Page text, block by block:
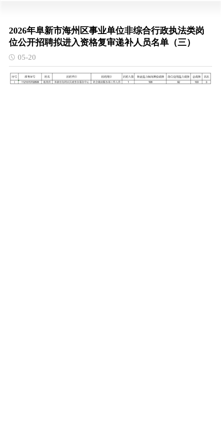
2026年阜新市海州区事业单位非综合行政执法类岗
位公开招聘拟进入资格复审递补人员名单（三）
05-20